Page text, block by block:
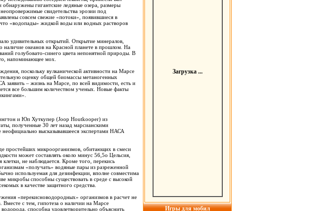
гигантские ледяные озера, размеры
свидетельства эрозии под
совсем свежие «потоки», появившиеся в
«водопады» жидкой воды или водных растворов
удивительных открытий. Открытие минералов,
наличие океанов на Красной планете в прошлом. На
голубовато-синего цвета непонятной природы. В
напоминающее мох.
поскольку вулканической активности на Марсе
оценку общей биомассы метаногенных
заявить – жизнь на Марсе, по всей видимости, есть и
все большим количеством ученых. Новые факты
и Юп Хуткупер (Joop Houtkooper) из
полученные 30 лет назад марсианскими
высказывавшееся экспертами НАСА
простейших микроорганизмов, обитающих в смеси
может составлять около минус 56,5o Цельсия,
не наблюдается. Кроме того, перекись
«получать» водяные пары из разреженной
используемая для дезинфекции, вполне совместима
микробы способны существовать в среде с высокой
в качестве защитного средства.
«перекисноводородных» организмов в расчет не
Вместе с тем, гипотеза о наличии на Марсе
способна удовлетворительно объяснить
Загрузка ...
Игры для мобил